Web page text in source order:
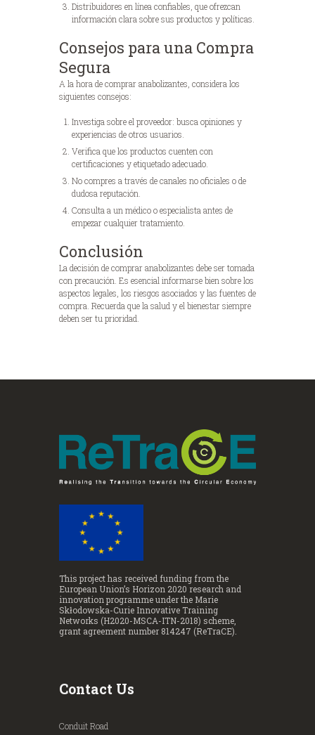
Distribuidores en línea confiables, que ofrezcan
información clara sobre sus productos y políticas.
Consejos para una Compra
Segura
A la hora de comprar anabolizantes, considera los
siguientes consejos:
Investiga sobre el proveedor: busca opiniones y
experiencias de otros usuarios.
Verifica que los productos cuenten con
certificaciones y etiquetado adecuado.
No compres a través de canales no oficiales o de
dudosa reputación.
Consulta a un médico o especialista antes de
empezar cualquier tratamiento.
Conclusión
La decisión de comprar anabolizantes debe ser tomada
con precaución. Es esencial informarse bien sobre los
aspectos legales, los riesgos asociados y las fuentes de
compra. Recuerda que la salud y el bienestar siempre
deben ser tu prioridad.
This project has received funding from the
European Union’s Horizon 2020 research and
innovation programme under the Marie
Skłodowska-Curie Innovative Training
Networks (H2020-MSCA-ITN-2018) scheme,
grant agreement number 814247 (ReTraCE).
Contact Us
Conduit Road